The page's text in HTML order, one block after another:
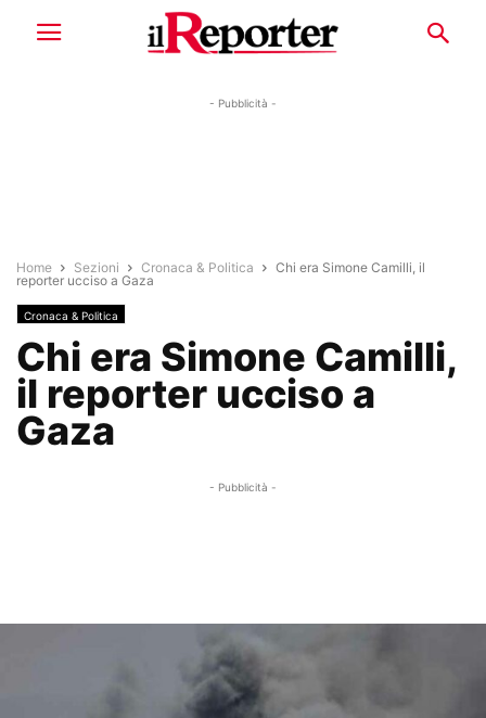
- Pubblicità -
Home Sezioni Cronaca & Politica
Chi era Simone Camilli, il
reporter ucciso a Gaza
Cronaca & Politica
Chi era Simone Camilli,
il reporter ucciso a
Gaza
- Pubblicità -